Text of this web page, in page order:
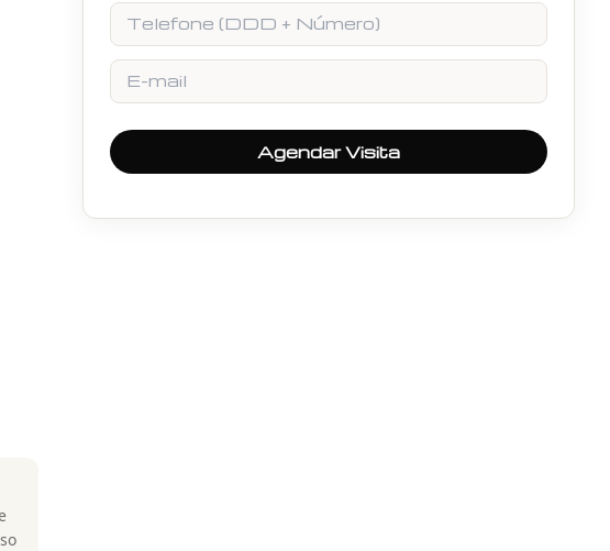
Telefone
E-mail
Agendar Visita